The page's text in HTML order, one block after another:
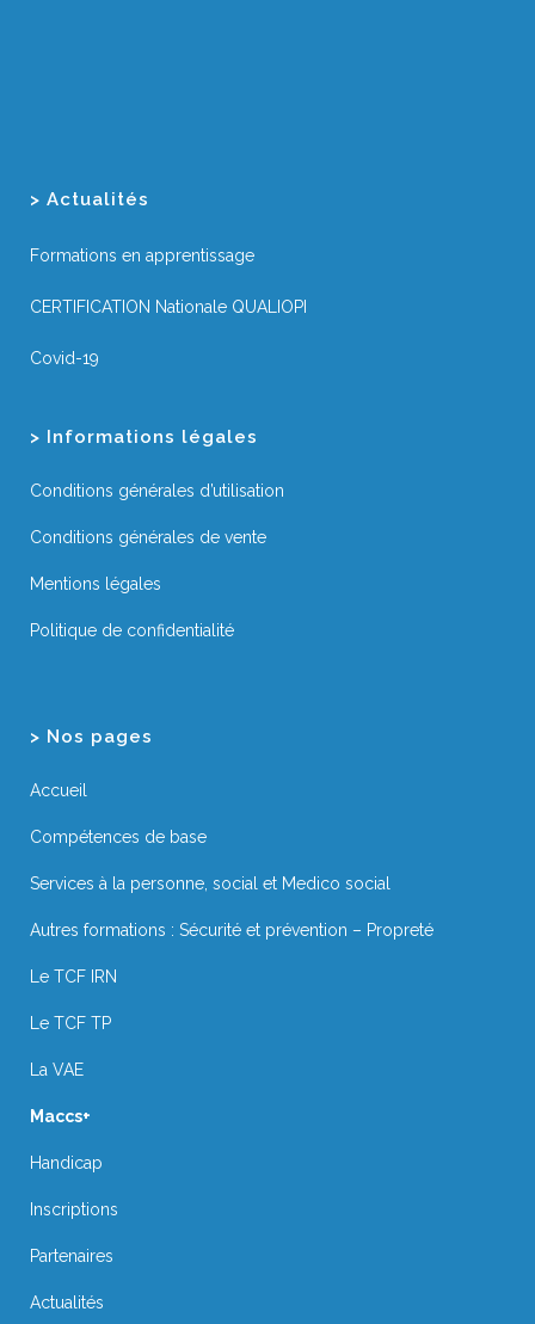
> Actualités
Formations en apprentissage
CERTIFICATION Nationale QUALIOPI
Covid-19
> Informations légales
Conditions générales d’utilisation
Conditions générales de vente
Mentions légales
Politique de confidentialité
> Nos pages
Accueil
Compétences de base
Services à la personne, social et Medico social
Autres formations : Sécurité et prévention – Propreté
Le TCF IRN
Le TCF TP
La VAE
Maccs+
Handicap
Inscriptions
Partenaires
Actualités